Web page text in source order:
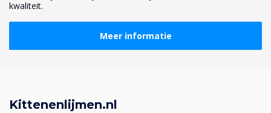
kwaliteit.
Meer informatie
Kittenenlijmen.nl